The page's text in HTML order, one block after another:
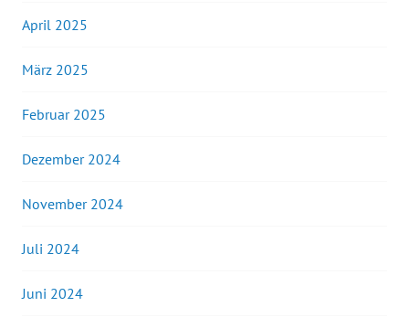
April 2025
März 2025
Februar 2025
Dezember 2024
November 2024
Juli 2024
Juni 2024